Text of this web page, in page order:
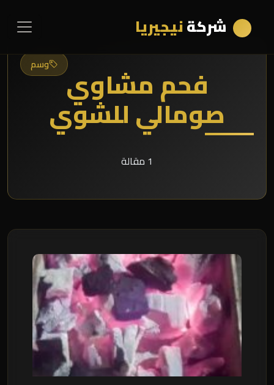
شركةنيجيريا
وسم فحم مشاوي
صومالي للشوي
1 مقالة